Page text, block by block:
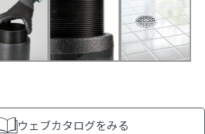
ウェブカタログをみる